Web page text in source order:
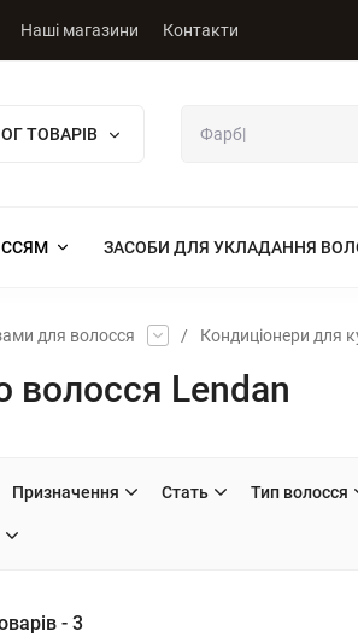
Наші магазини Контакти
ТОВАРІВ
ЗАСОБИ ДЛЯ УКЛАДАННЯ
для волосся / Кондиціонери для
волосся Lendan
Призначення Стать Тип волосся
- 3